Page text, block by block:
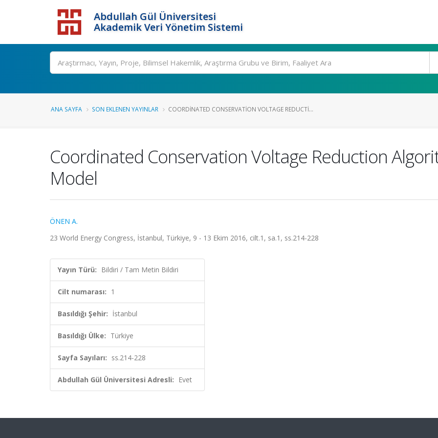
Abdullah Gül Üniversitesi
Akademik Veri Yönetim Sistemi
ANA SAYFA SON EKLENEN YAYINLAR COORDINATED CONSERVATION VOLTAGE REDUCTI...
Coordinated Conservation Voltage Reduction
Model
ÖNEN A.
23 World Energy Congress, İstanbul, Türkiye, 9 - 13 Ekim 2016, cilt.1, sa.1, ss.214-228
Yayın Türü: Bildiri / Tam Metin Bildiri
Cilt numarası: 1
Basıldığı Şehir: İstanbul
Basıldığı Ülke: Türkiye
Sayfa Sayıları: ss.214-228
Abdullah Gül Üniversitesi Adresli: Evet